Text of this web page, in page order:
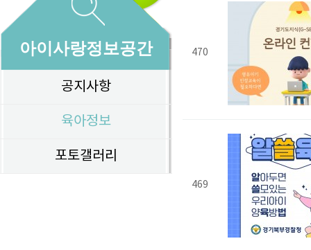
아이사랑정보공간
공지사항
육아정보
포토갤러리
470
469